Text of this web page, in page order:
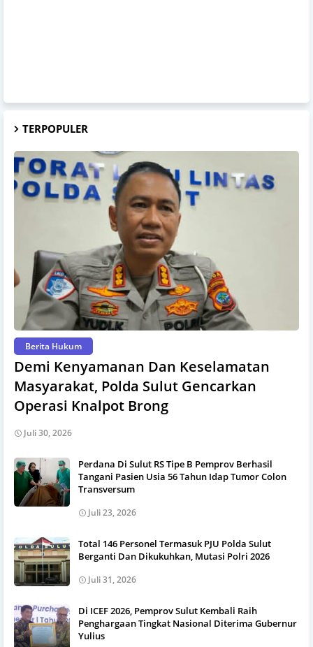
TERPOPULER
Berita Hukum
Demi Kenyamanan Dan Keselamatan
Masyarakat, Polda Sulut Gencarkan
Operasi Knalpot Brong
Juli 30, 2026
Perdana Di Sulut RS Tipe B Pemprov Berhasil
Tangani Pasien Usia 56 Tahun Idap Tumor Colon
Transversum
Juli 23, 2026
Total 146 Personel Termasuk PJU Polda Sulut
Berganti Dan Dikukuhkan, Mutasi Polri 2026
Juli 31, 2026
Di ICEF 2026, Pemprov Sulut Kembali Raih
Penghargaan Tingkat Nasional Diterima Gubernur
Yulius